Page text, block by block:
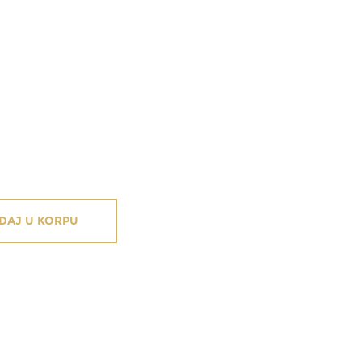
U KORPU